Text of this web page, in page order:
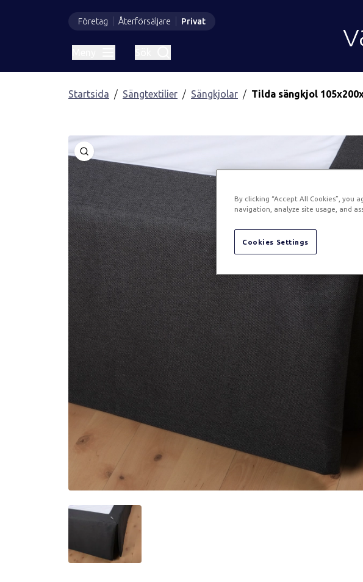
Företag Återförsäljare Privat
Startsida Sängtextilier Sängkjolar Tilda sängkjol
Öppna
By clicking “Accept All Cookies”, you
navigation, analyze site usage, and
Cookies Settings